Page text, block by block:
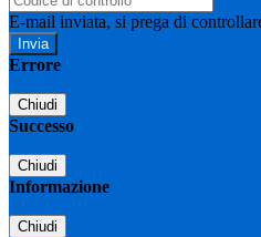
E-mail inviata, si prega di
Errore
Chiudi
Successo
Chiudi
Informazione
Chiudi